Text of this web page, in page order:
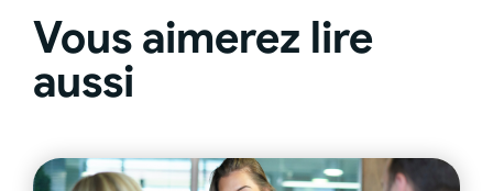
Vous aimerez lire
aussi